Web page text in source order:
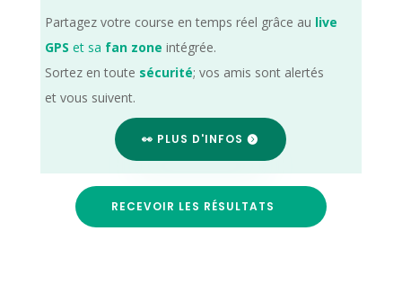
Partagez votre course en temps réel grâce au live
GPS et sa fan zone intégrée.
Sortez en toute sécurité; vos amis sont alertés
et vous suivent.
👀 PLUS D'INFOS
RECEVOIR LES RÉSULTATS